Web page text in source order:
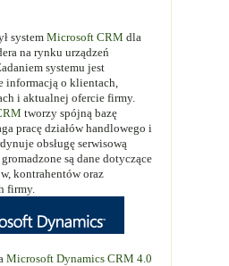
system Microsoft CRM dla
na rynku urządzeń
systemu jest
informacją o klientach,
i aktualnej ofercie firmy.
tworzy spójną bazę
pracę działów handlowego i
obsługę serwisową
są dane dotyczące
kontrahentów oraz
firmy.
Microsoft Dynamics CRM 4.0